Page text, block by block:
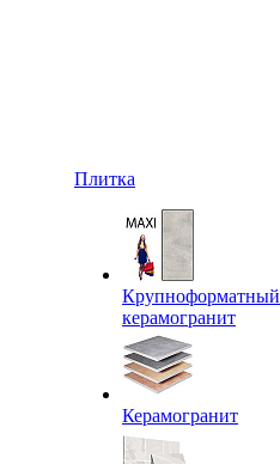
Плитка
Крупноформатный
керамогранит
Керамогранит